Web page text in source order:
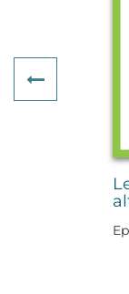
Previous